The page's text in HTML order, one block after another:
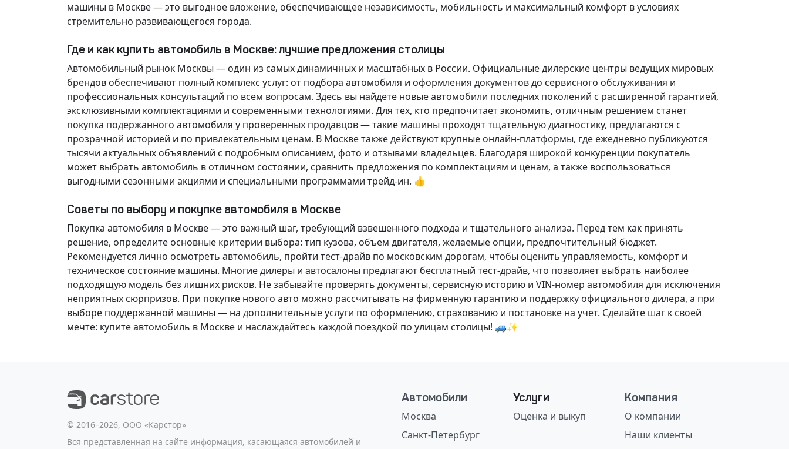
машины в Москве — это выгодное вложение, обеспечивающее независимость, мобильность и максимальный комфорт в условиях
стремительно развивающегося города.
Где и как купить автомобиль в Москве: лучшие предложения столицы
Автомобильный рынок Москвы — один из самых динамичных и масштабных в России. Официальные дилерские центры ведущих мировых
брендов обеспечивают полный комплекс услуг: от подбора автомобиля и оформления документов до сервисного обслуживания и
профессиональных консультаций по всем вопросам. Здесь вы найдете новые автомобили последних поколений с расширенной гарантией,
эксклюзивными комплектациями и современными технологиями. Для тех, кто предпочитает экономить, отличным решением станет
покупка подержанного автомобиля у проверенных продавцов — такие машины проходят тщательную диагностику, предлагаются с
прозрачной историей и по привлекательным ценам. В Москве также действуют крупные онлайн-платформы, где ежедневно публикуются
тысячи актуальных объявлений с подробным описанием, фото и отзывами владельцев. Благодаря широкой конкуренции покупатель
может выбрать автомобиль в отличном состоянии, сравнить предложения по комплектациям и ценам, а также воспользоваться
выгодными сезонными акциями и специальными программами трейд-ин. 👍
Советы по выбору и покупке автомобиля в Москве
Покупка автомобиля в Москве — это важный шаг, требующий взвешенного подхода и тщательного анализа. Перед тем как принять
решение, определите основные критерии выбора: тип кузова, объем двигателя, желаемые опции, предпочтительный бюджет.
Рекомендуется лично осмотреть автомобиль, пройти тест-драйв по московским дорогам, чтобы оценить управляемость, комфорт и
техническое состояние машины. Многие дилеры и автосалоны предлагают бесплатный тест-драйв, что позволяет выбрать наиболее
подходящую модель без лишних рисков. Не забывайте проверять документы, сервисную историю и VIN-номер автомобиля для исключения
неприятных сюрпризов. При покупке нового авто можно рассчитывать на фирменную гарантию и поддержку официального дилера, а при
выборе поддержанной машины — на дополнительные услуги по оформлению, страхованию и постановке на учет. Сделайте шаг к своей
мечте: купите автомобиль в Москве и наслаждайтесь каждой поездкой по улицам столицы! 🚙✨
©️ 2016–2026, ООО «Карстор»
Вся представленная на сайте информация, касающаяся автомобилей и
Автомобили
Москва
Санкт-Петербург
Услуги
Оценка и выкуп
Компания
О компании
Наши клиенты